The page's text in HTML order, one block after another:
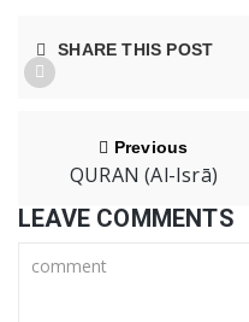
SHARE THIS POST
Previous
QURAN (al-Isrā)
LEAVE COMMENTS